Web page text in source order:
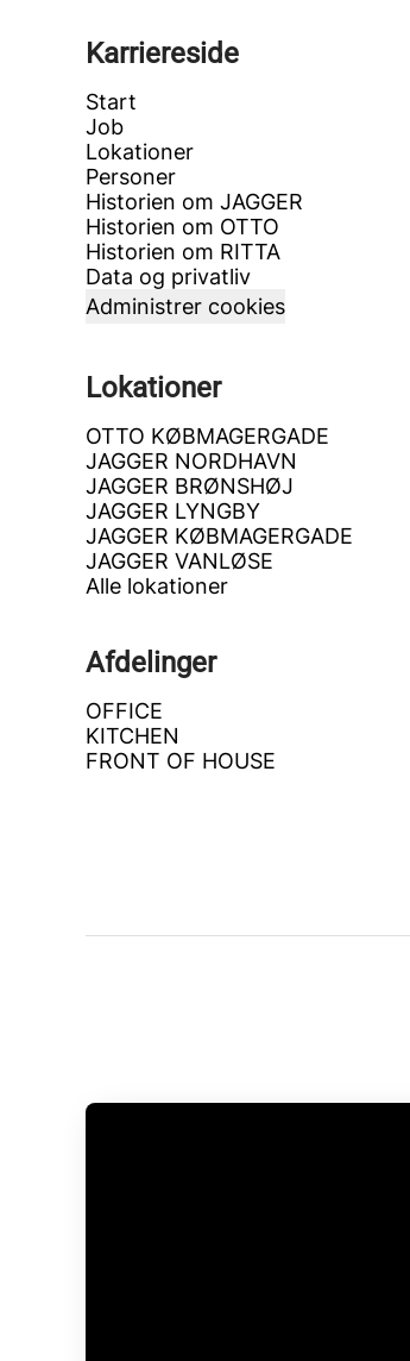
Karriereside
Start
Job
Lokationer
Personer
Historien om JAGGER
Historien om OTTO
Historien om RITTA
Data og privatliv
Administrer cookies
Lokationer
OTTO KØBMAGERGADE
JAGGER NORDHAVN
JAGGER BRØNSHØJ
JAGGER LYNGBY
JAGGER KØBMAGERGADE
JAGGER VANLØSE
Alle lokationer
Afdelinger
OFFICE
KITCHEN
FRONT OF HOUSE